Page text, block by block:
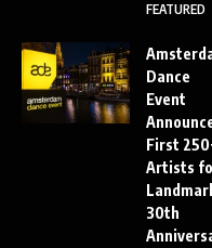
FEATURED
Dance
Event
First
Artists
30th